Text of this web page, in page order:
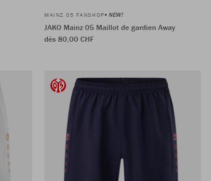
MAINZ 05 FANSHOP NEW!
JAKO Mainz 05 Maillot de gardien Away
dès 80,00 CHF